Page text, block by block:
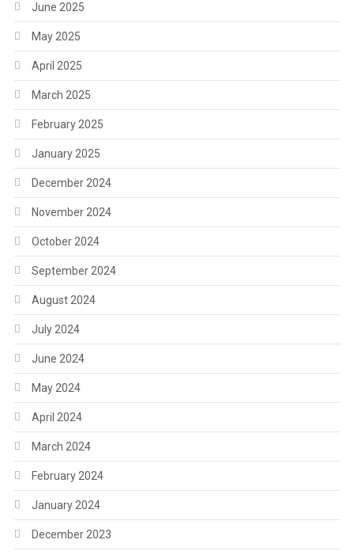
June 2025
May 2025
April 2025
March 2025
February 2025
January 2025
December 2024
November 2024
October 2024
September 2024
August 2024
July 2024
June 2024
May 2024
April 2024
March 2024
February 2024
January 2024
December 2023